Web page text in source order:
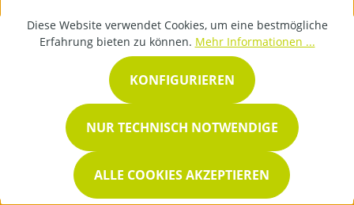
359,00 €*
Diese Website verwendet Cookies, um eine bestmögliche
Erfahrung bieten zu können. Mehr Informationen ...
NUR TECHNISCH NOTWENDIGE
KONFIGURIEREN
ALLE COOKIES AKZEPTIEREN